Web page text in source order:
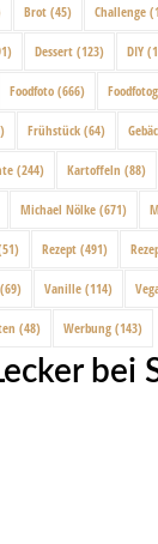
Brot (45) Challenge
Dessert (123) DIY
Foodfoto (666)
Frühstück (64)
(244) Kartoffeln (88)
Michael Nölke (671)
Rezept (491)
(69) Vanille (114)
(48) Werbung (143)
bei